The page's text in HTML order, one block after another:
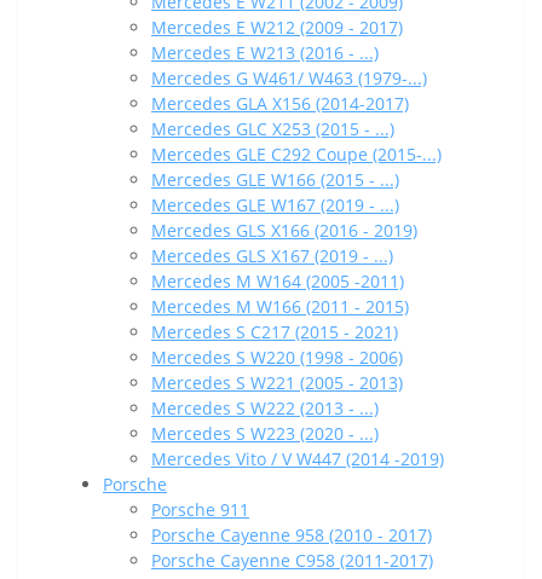
Mercedes E W212 (2009 - 2017)
Mercedes E W213 (2016 - ...)
Mercedes G W461/ W463 (1979-...)
Mercedes GLA X156 (2014-2017)
Mercedes GLC X253 (2015 - ...)
Mercedes GLE C292 Coupe (2015-...)
Mercedes GLE W166 (2015 - ...)
Mercedes GLE W167 (2019 - ...)
Mercedes GLS X166 (2016 - 2019)
Mercedes GLS X167 (2019 - ...)
Mercedes M W164 (2005 -2011)
Mercedes M W166 (2011 - 2015)
Mercedes S C217 (2015 - 2021)
Mercedes S W220 (1998 - 2006)
Mercedes S W221 (2005 - 2013)
Mercedes S W222 (2013 - ...)
Mercedes S W223 (2020 - ...)
Mercedes Vito / V W447 (2014 -2019)
Porsche
Porsche 911
Porsche Cayenne 958 (2010 - 2017)
Porsche Cayenne C958 (2011-2017)